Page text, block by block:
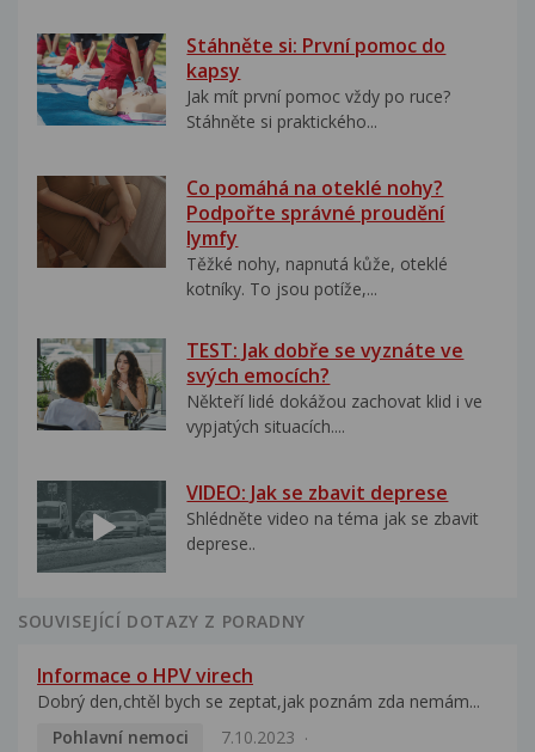
Stáhněte si: První pomoc do
kapsy
Jak mít první pomoc vždy po ruce?
Stáhněte si praktického...
Co pomáhá na oteklé nohy?
Podpořte správné proudění
lymfy
Těžké nohy, napnutá kůže, oteklé
kotníky. To jsou potíže,...
TEST: Jak dobře se vyznáte ve
svých emocích?
Někteří lidé dokážou zachovat klid i ve
vypjatých situacích....
VIDEO: Jak se zbavit deprese
Shlédněte video na téma jak se zbavit
deprese..
SOUVISEJÍCÍ DOTAZY Z PORADNY
Informace o HPV virech
Dobrý den,chtěl bych se zeptat,jak poznám zda nemám...
Pohlavní nemoci
7.10.2023